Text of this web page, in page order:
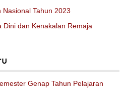
Tahun 2023
Dini dan Kenakalan Remaja
Genap Tahun Pelajaran